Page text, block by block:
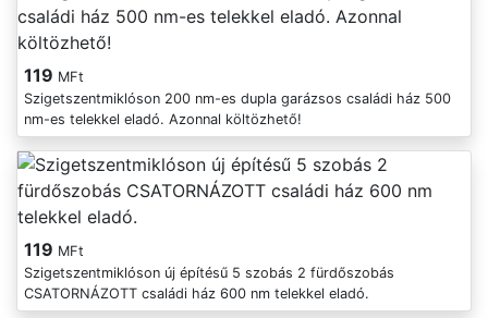
119 MFt
Szigetszentmiklóson 200 nm-es dupla garázsos családi ház 500
nm-es telekkel eladó. Azonnal költözhető!
119 MFt
Szigetszentmiklóson új építésű 5 szobás 2 fürdőszobás
CSATORNÁZOTT családi ház 600 nm telekkel eladó.